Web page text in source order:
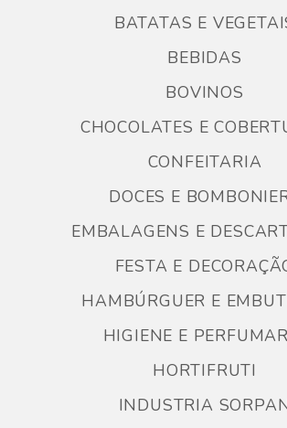
BATATAS E
BEBIDAS
BOVINOS
CHOCOLATES E
CONFEITARIA
DOCES E
EMBALAGENS E
FESTA E
HAMBÚRGUER E
HIGIENE E
HORTIFRUTI
INDUSTRIA